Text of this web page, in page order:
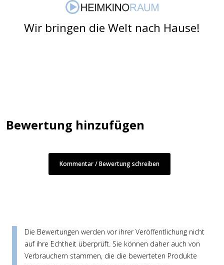
Wir bringen die Welt nach Hause!
Bewertung hinzufügen
Kommentar / Bewertung schreiben
Die Bewertungen werden vor ihrer Veröffentlichung nicht
auf ihre Echtheit überprüft. Sie können daher auch von
Verbrauchern stammen, die die bewerteten Produkte